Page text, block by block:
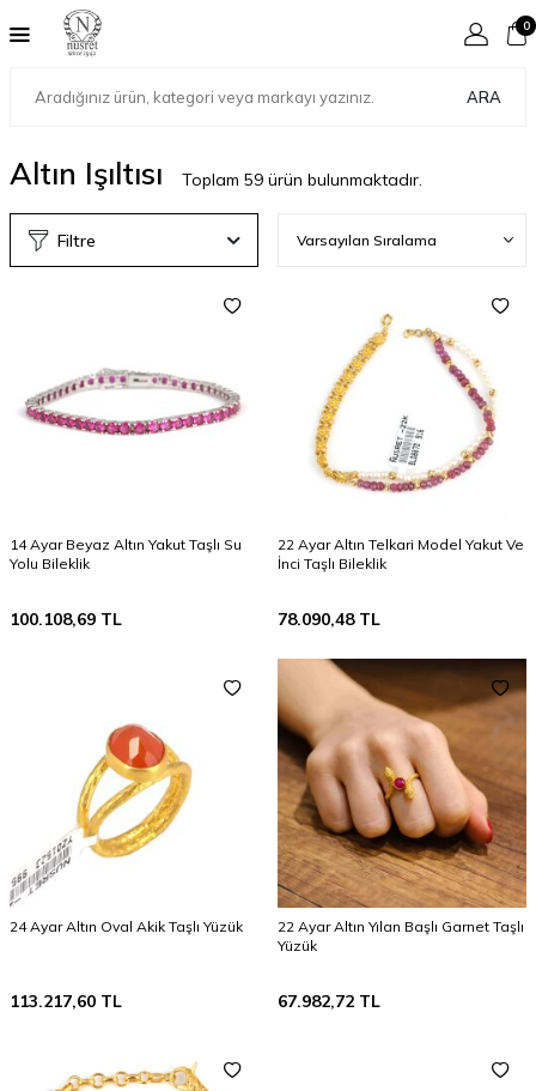
ARA
0
Altın Işıltısı Toplam 59 ürün bulunmaktadır.
Filtre
14 Ayar Beyaz Altın Yakut Taşlı Su
Yolu Bileklik
100.108,69 TL
22 Ayar Altın Telkari Model Yakut Ve
İnci Taşlı Bileklik
78.090,48TL
24 Ayar Altın Oval Akik Taşlı Yüzük
113.217,60 TL
22 Ayar Altın Yılan Başlı Garnet Taşlı
Yüzük
67.982,72 TL